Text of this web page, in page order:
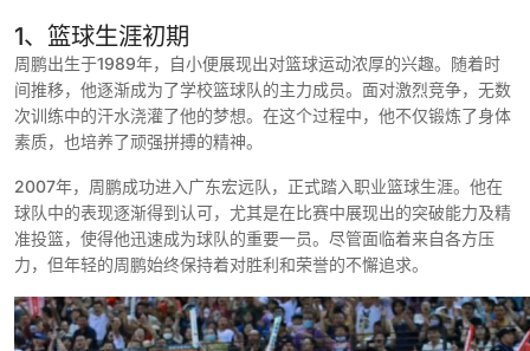
1、篮球生涯初期
周鹏出生于1989年，自小便展现出对篮球运动浓厚的兴趣。随着时
间推移，他逐渐成为了学校篮球队的主力成员。面对激烈竞争，无数
次训练中的汗水浇灌了他的梦想。在这个过程中，他不仅锻炼了身体
素质，也培养了顽强拼搏的精神。
2007年，周鹏成功进入广东宏远队，正式踏入职业篮球生涯。他在
球队中的表现逐渐得到认可，尤其是在比赛中展现出的突破能力及精
准投篮，使得他迅速成为球队的重要一员。尽管面临着来自各方压
力，但年轻的周鹏始终保持着对胜利和荣誉的不懈追求。